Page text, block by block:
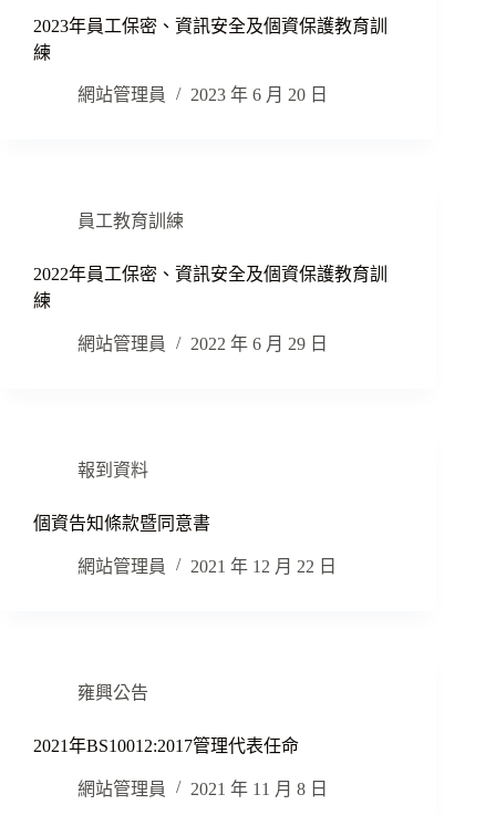
2023年員工保密、資訊安全及個資保護教育訓
練
網站管理員 2023 年 6 月 20 日
員工教育訓練
2022年員工保密、資訊安全及個資保護教育訓
練
網站管理員 2022 年 6 月 29 日
報到資料
個資告知條款暨同意書
網站管理員 2021 年 12 月 22 日
雍興公告
2021年BS10012:2017管理代表任命
網站管理員 2021 年 11 月 8 日